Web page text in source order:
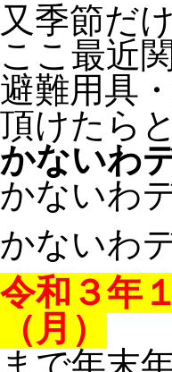
又季節だ
ここ最近
避難用具
頂けたら
かないわ
かないわ
かないわ
令和３年
（月）